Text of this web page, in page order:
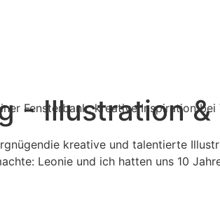
- Illustration &
kreative und talentierte
Leonie und ich hatten uns 10